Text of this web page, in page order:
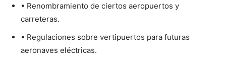
• Renombramiento de ciertos aeropuertos y
carreteras.
• Regulaciones sobre vertipuertos para futuras
aeronaves eléctricas.